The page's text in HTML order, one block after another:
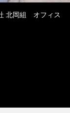
北岡組 オフィス